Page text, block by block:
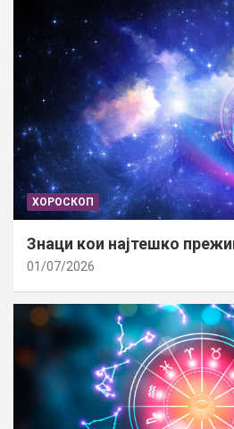
ХОРОСКОП
Знаци кои најтешко
01/07/2026